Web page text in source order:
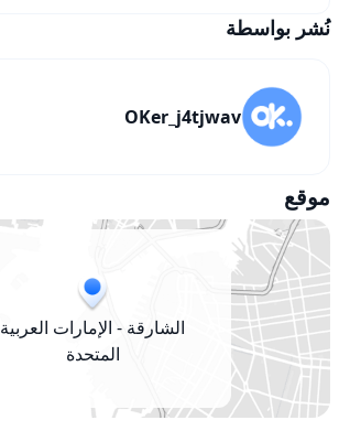
نُشر بواسطة
OKer_j4tjwav
موقع
الشارقة - الإمارات العربية
المتحدة